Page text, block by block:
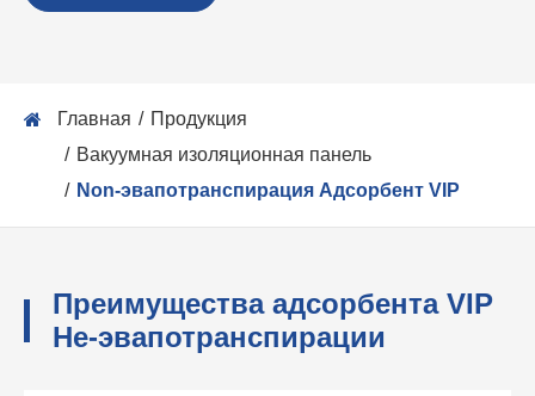
Главная
Продукция
Вакуумная изоляционная панель
Non-эвапотранспирация Адсорбент VIP
Преимущества адсорбента VIP
Не-эвапотранспирации